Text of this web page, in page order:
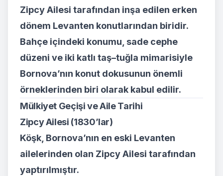
Zipcy Ailesi tarafından inşa edilen erken
dönem Levanten konutlarından biridir.
Bahçe içindeki konumu, sade cephe
düzeni ve iki katlı taş–tuğla mimarisiyle
Bornova’nın konut dokusunun önemli
örneklerinden biri olarak kabul edilir.
Mülkiyet Geçişi ve Aile Tarihi
Zipcy Ailesi (1830’lar)
Köşk, Bornova’nın en eski Levanten
ailelerinden olan Zipcy Ailesi tarafından
yaptırılmıştır.